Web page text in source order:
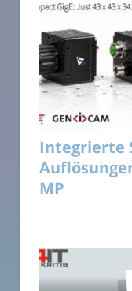
Integrierte
MP